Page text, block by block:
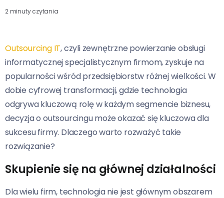
2 minuty czytania
Outsourcing IT, czyli zewnętrzne powierzanie obsługi
informatycznej specjalistycznym firmom, zyskuje na
popularności wśród przedsiębiorstw różnej wielkości. W
dobie cyfrowej transformacji, gdzie technologia
odgrywa kluczową rolę w każdym segmencie biznesu,
decyzja o outsourcingu może okazać się kluczowa dla
sukcesu firmy. Dlaczego warto rozważyć takie
rozwiązanie?
Skupienie się na głównej działalności
Dla wielu firm, technologia nie jest głównym obszarem